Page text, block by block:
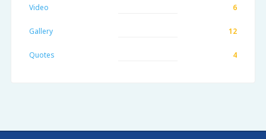
Video 6
Gallery 12
Quotes 4